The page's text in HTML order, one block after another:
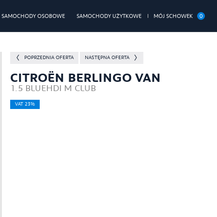
SAMOCHODY OSOBOWE SAMOCHODY UŻYTKOWE MÓJ SCHOWEK 0
POPRZEDNIA OFERTA NASTĘPNA OFERTA
CITROËN BERLINGO VAN
1.5 BLUEHDI M CLUB
VAT 23%